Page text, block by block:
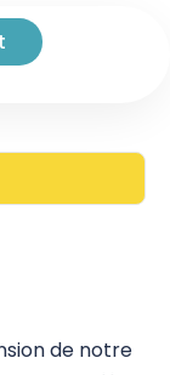
de notre